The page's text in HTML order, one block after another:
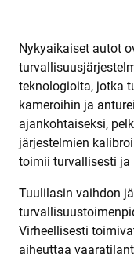
Nykyaikaiset autot
teknologioita, jotka
kameroihin ja
ajankohtaiseksi,
järjestelmien
toimii turvallisesti ja
Tuulilasin vaihdon
Virheellisesti
aiheuttaa